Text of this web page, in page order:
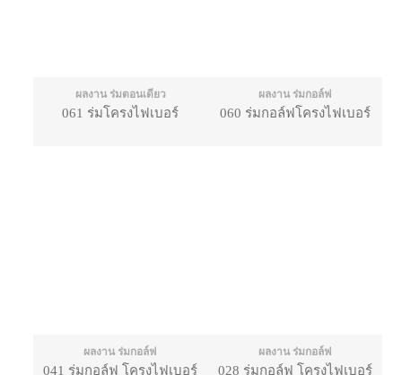
ผลงาน ร่มตอนเดียว
061 ร่มโครงไฟเบอร์
ผลงาน ร่มกอล์ฟ
060 ร่มกอล์ฟโครงไฟเบอร์
ผลงาน ร่มกอล์ฟ
041 ร่มกอล์ฟ โครงไฟเบอร์
ผลงาน ร่มกอล์ฟ
028 ร่มกอล์ฟ โครงไฟเบอร์